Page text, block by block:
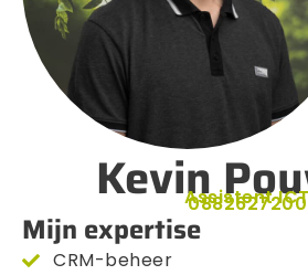
KevinAssistent
0882627200
Mijn expertise
CRM-beheer